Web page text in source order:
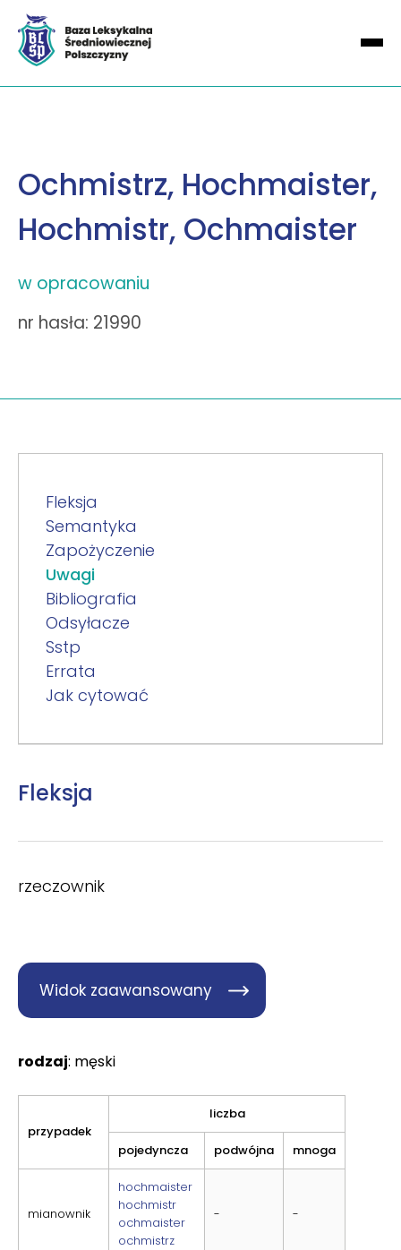
Ochmistrz, Hochmaister,
Hochmistr, Ochmaister
w opracowaniu
nr hasła: 21990
Fleksja
Semantyka
Zapożyczenie
Uwagi
Bibliografia
Odsyłacze
Sstp
Errata
Jak cytować
Fleksja
rzeczownik
Widok zaawansowany
rodzaj: męski
przypadek
liczba
pojedyncza podwójna mnoga
mianownik
hochmaister
hochmistr
ochmaister
ochmistrz
- -